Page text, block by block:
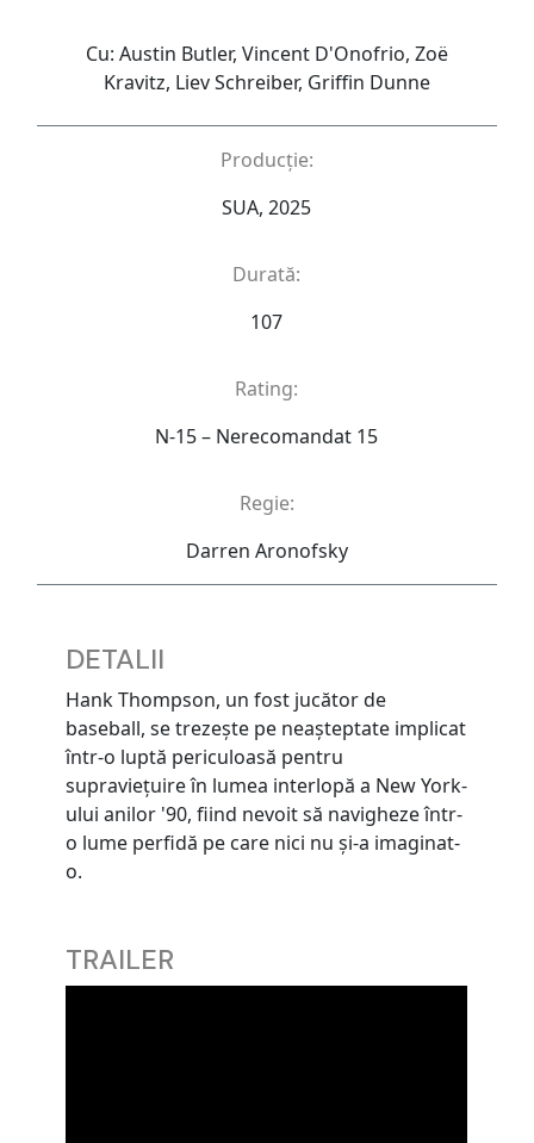
Cu: Austin Butler, Vincent D'Onofrio, Zoë
Kravitz, Liev Schreiber, Griffin Dunne
Producție:
SUA, 2025
Durată:
107
Rating:
N-15 – Nerecomandat 15
Regie:
Darren Aronofsky
DETALII
Hank Thompson, un fost jucător de
baseball, se trezește pe neașteptate implicat
într-o luptă periculoasă pentru
supraviețuire în lumea interlopă a New York-
ului anilor '90, fiind nevoit să navigheze într-
o lume perfidă pe care nici nu și-a imaginat-
o.
TRAILER